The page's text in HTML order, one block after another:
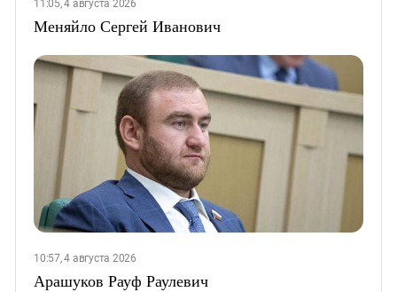
11:05, 4 августа 2026
Меняйло Сергей Иванович
10:57, 4 августа 2026
Арашуков Рауф Раулевич